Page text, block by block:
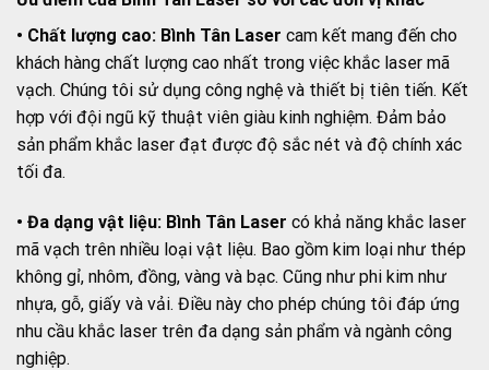
• Chất lượng cao: Bình Tân Laser cam kết mang đến cho
khách hàng chất lượng cao nhất trong việc khắc laser mã
vạch. Chúng tôi sử dụng công nghệ và thiết bị tiên tiến. Kết
hợp với đội ngũ kỹ thuật viên giàu kinh nghiệm. Đảm bảo
sản phẩm khắc laser đạt được độ sắc nét và độ chính xác
tối đa.
• Đa dạng vật liệu: Bình Tân Laser có khả năng khắc laser
mã vạch trên nhiều loại vật liệu. Bao gồm kim loại như thép
không gỉ, nhôm, đồng, vàng và bạc. Cũng như phi kim như
nhựa, gỗ, giấy và vải. Điều này cho phép chúng tôi đáp ứng
nhu cầu khắc laser trên đa dạng sản phẩm và ngành công
nghiệp.